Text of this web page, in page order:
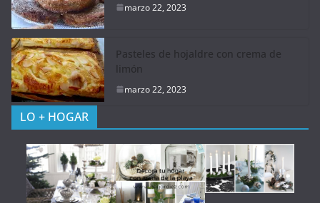
marzo 22, 2023
Pasteles de hojaldre con crema de
limón
marzo 22, 2023
LO + HOGAR